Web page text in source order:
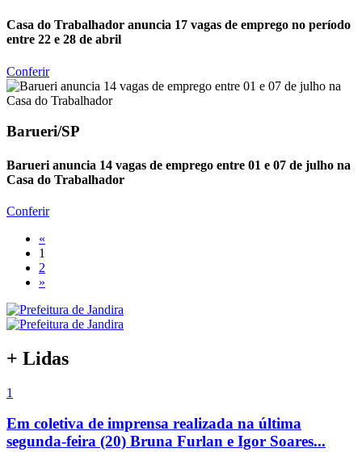
Casa do Trabalhador anuncia 17 vagas de emprego no período
entre 22 e 28 de abril
Conferir
Barueri/SP
Barueri anuncia 14 vagas de emprego entre 01 e 07 de julho na
Casa do Trabalhador
Conferir
«
1
2
»
+ Lidas
1
Em coletiva de imprensa realizada na última
segunda-feira (20) Bruna Furlan e Igor Soares...